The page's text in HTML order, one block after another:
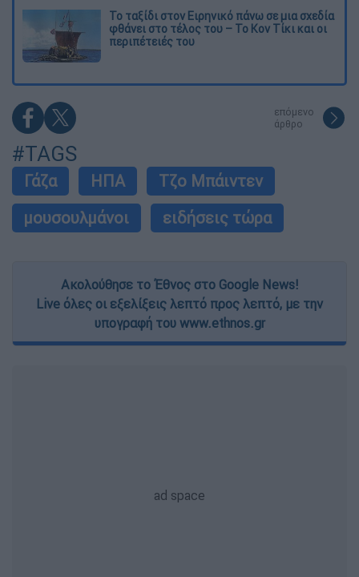
Το ταξίδι στον Ειρηνικό πάνω σε μια σχεδία
φθάνει στο τέλος του – Το Κον Τίκι και οι
περιπέτειές του
επόμενο
άρθρο
#TAGS
Γάζα ΗΠΑ
Τζο Μπάιντεν
μουσουλμάνοι
ειδήσεις τώρα
Ακολούθησε το Έθνος στο Google News!
Live όλες οι εξελίξεις λεπτό προς λεπτό, με την
υπογραφή του www.ethnos.gr